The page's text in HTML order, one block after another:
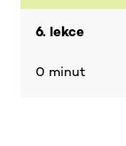
6. lekce
0 minut